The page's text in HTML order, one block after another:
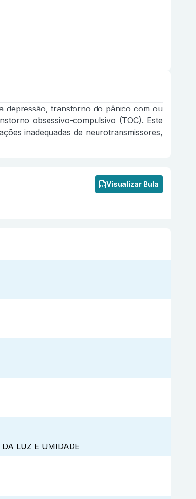
depressão, transtorno do pânico com ou
obsessivo-compulsivo (TOC). Este
inadequadas de neurotransmissores,
Visualizar Bula
LUZ E UMIDADE